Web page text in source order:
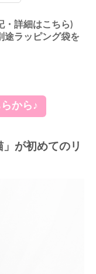
・詳細はこちら)
途ラッピング袋を
から♪
が初めてのリ